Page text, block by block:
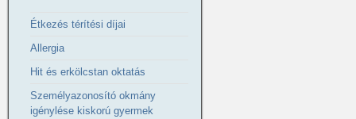
Étkezés térítési díjai
Allergia
Hit és erkölcstan oktatás
Személyazonosító okmány
igénylése kiskorú gyermek